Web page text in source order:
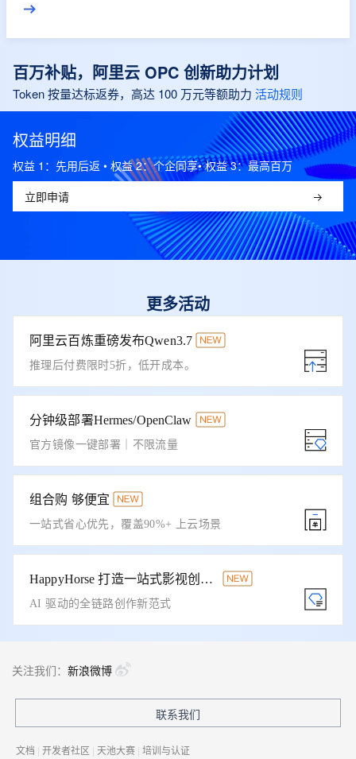
百万补贴，阿里云 OPC 创新助力计划
Token 按量达标返券，高达 100 万元等额助力 活动规则
权益明细
权益 1：先用后返 • 权益 2：个企同享• 权益 3：最高百万
立即申请
更多活动
阿里云百炼重磅发布Qwen3.7
推理后付费限时5折，低开成本。
分钟级部署Hermes/OpenClaw
官方镜像一键部署｜不限流量
组合购 够便宜
一站式省心优先，覆盖90%+ 上云场景
AI 驱动的全链路创作新范式
关注我们： 新浪微博
联系我们
文档 | 开发者社区 | 天池大赛 | 培训与认证